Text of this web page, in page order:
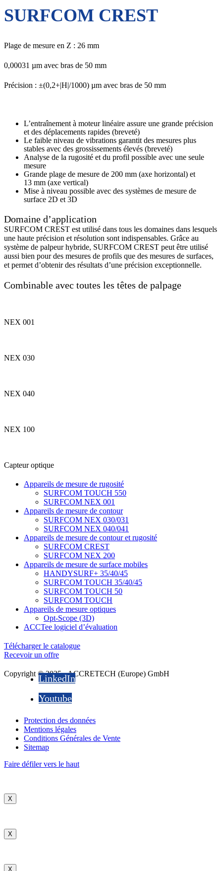
SURFCOM CREST
Plage de mesure en Z : 26 mm
0,00031 µm avec bras de 50 mm
Précision : ±(0,2+|H|/1000) µm avec bras de 50 mm
L’entraînement à moteur linéaire assure une grande précision
et des déplacements rapides (breveté)
Le faible niveau de vibrations garantit des mesures plus
stables avec des grossissements élevés (breveté)
Analyse de la rugosité et du profil possible avec une seule
mesure
Grande plage de mesure de 200 mm (axe horizontal) et
13 mm (axe vertical)
Mise à niveau possible avec des systèmes de mesure de
surface 2D et 3D
Domaine d’application
SURFCOM CREST est utilisé dans tous les domaines dans lesquels
une haute précision et résolution sont indispensables. Grâce au
système de palpeur hybride, SURFCOM CREST peut être utilisé
aussi bien pour des mesures de profils que des mesures de surfaces,
et permet d’obtenir des résultats d’une précision exceptionnelle.
Combinable avec toutes les têtes de palpage
NEX 001
NEX 030
NEX 040
NEX 100
Capteur optique
Appareils de mesure de rugosité
SURFCOM TOUCH 550
SURFCOM NEX 001
Appareils de mesure de contour
SURFCOM NEX 030/031
SURFCOM NEX 040/041
Appareils de mesure de contour et rugosité
SURFCOM CREST
SURFCOM NEX 200
Appareils de mesure de surface mobiles
HANDYSURF+ 35/40/45
SURFCOM TOUCH 35/40/45
SURFCOM TOUCH 50
SURFCOM TOUCH
Appareils de mesure optiques
Opt-Scope (3D)
ACCTee logiciel d’évaluation
Télécharger le catalogue
Recevoir un offre
Copyright © 2025 - ACCRETECH (Europe) GmbH
LinkedIn
Youtube
Protection des données
Mentions légales
Conditions Générales de Vente
Sitemap
Faire défiler vers le haut
X
X
X